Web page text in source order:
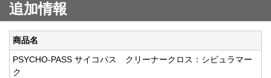
追加情報
商品名
PSYCHO-PASS サイコパス クリーナークロス：シビュラマー
ク